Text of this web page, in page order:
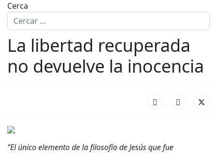
Cerca
La libertad recuperada
no devuelve la inocencia
“El único elemento de la filosofía de Jesús que fue